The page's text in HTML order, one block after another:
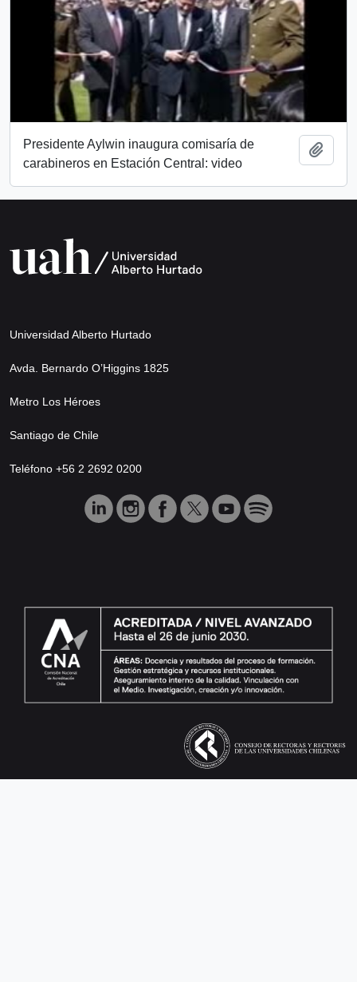
Presidente Aylwin inaugura comisaría de
carabineros en Estación Central: video
Universidad Alberto Hurtado
Avda. Bernardo O’Higgins 1825
Metro Los Héroes
Santiago de Chile
Teléfono +56 2 2692 0200